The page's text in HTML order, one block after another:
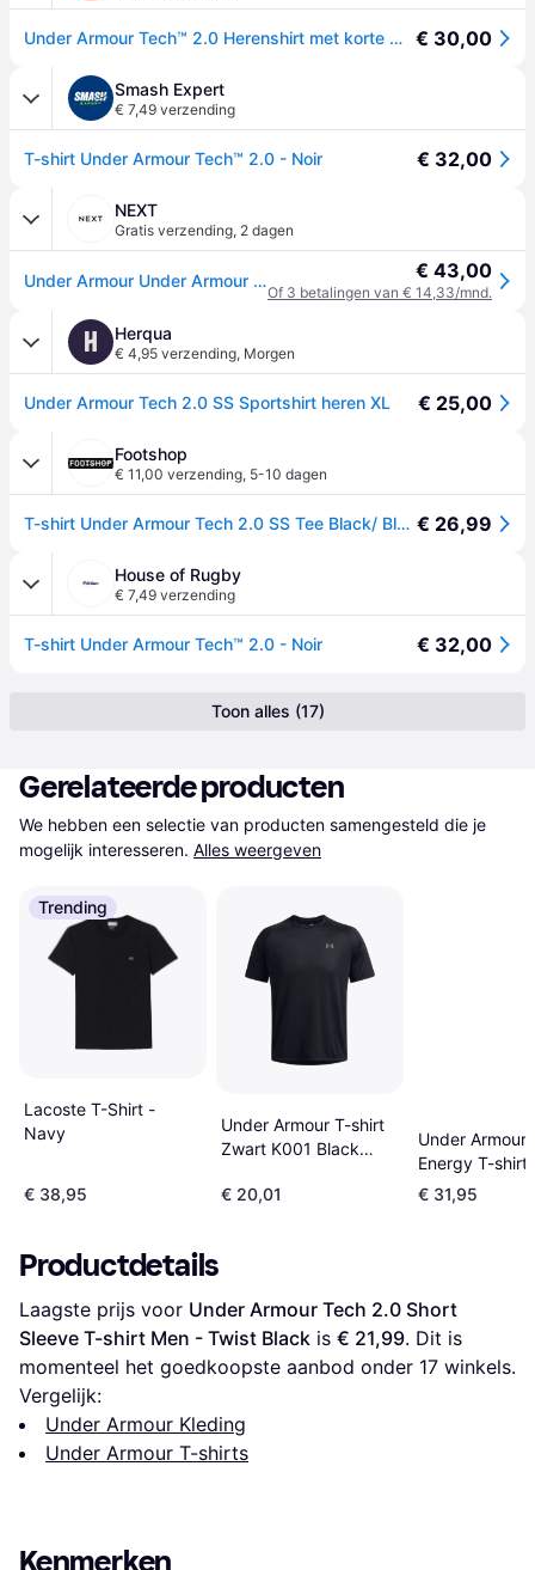
Under Armour Tech™ 2.0 Herenshirt met korte mouwen Zwart / Zwart XXL € 30,00
Smash Expert
€ 7,49 verzending
T-shirt Under Armour Tech™ 2.0 - Noir € 32,00
NEXT
Gratis verzending, 2 dagen
Under Armour Under Armour Tech 2 T-Shirt € 43,00
Of 3 betalingen van € 14,33/mnd.
H Herqua
€ 4,95 verzending, Morgen
Under Armour Tech 2.0 SS Sportshirt heren XL € 25,00
Footshop
€ 11,00 verzending, 5-10 dagen
T-shirt Under Armour Tech 2.0 SS Tee Black/ Black XL € 26,99
House of Rugby
€ 7,49 verzending
T-shirt Under Armour Tech™ 2.0 - Noir € 32,00
Toon alles (17)
Gerelateerde producten
We hebben een selectie van producten samengesteld die je
mogelijk interesseren. Alles weergeven
Trending
Lacoste T-Shirt -
Navy
€ 38,95
Under Armour T-shirt
Zwart K001 Black
€ 20,01
Under Armour
Energy T-shirt
€ 31,95
Productdetails
Laagste prijs voor Under Armour Tech 2.0 Short
Sleeve T-shirt Men - Twist Black is € 21,99. Dit is
momenteel het goedkoopste aanbod onder 17 winkels.
Vergelijk:
Under Armour Kleding
Under Armour T-shirts